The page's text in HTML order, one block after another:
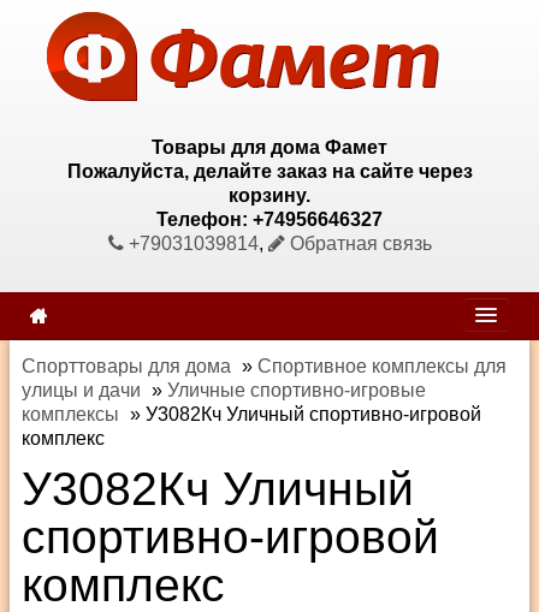
Товары для дома Фамет
Пожалуйста, делайте заказ на сайте через
корзину.
Телефон: +74956646327
+79031039814, Обратная связь
Спорттовары для дома » Спортивное комплексы для
улицы и дачи » Уличные спортивно-игровые
комплексы » У3082Кч Уличный спортивно-игровой
комплекс
У3082Кч Уличный
спортивно-игровой
комплекс